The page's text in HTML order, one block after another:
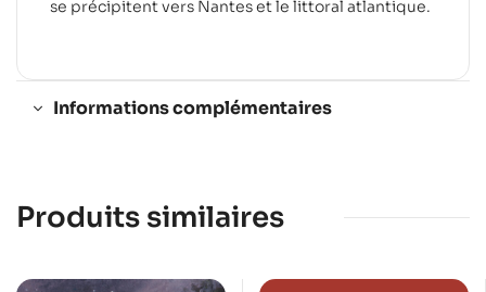
se précipitent vers Nantes et le littoral atlantique.
Informations complémentaires
Produits similaires